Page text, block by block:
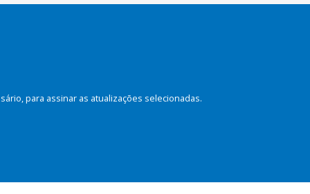
para assinar as atualizações selecionadas.